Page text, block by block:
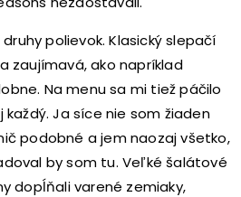
polievok. Klasický slepačí
zaujímavá, ako napríklad
Na menu sa mi tiež páčilo
každý. Ja síce nie som žiaden
podobné a jem naozaj všetko,
by som tu. Veľké šalátové
dopĺňali varené zemiaky,